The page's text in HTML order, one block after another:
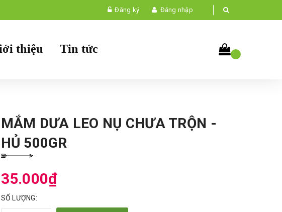
Đăng ký Đăng nhập
thiệu Tin tức
MẮM DƯA LEO NỤ CHƯA TRỘN -
HỦ 500GR
35.000₫
SỐ LƯỢNG: